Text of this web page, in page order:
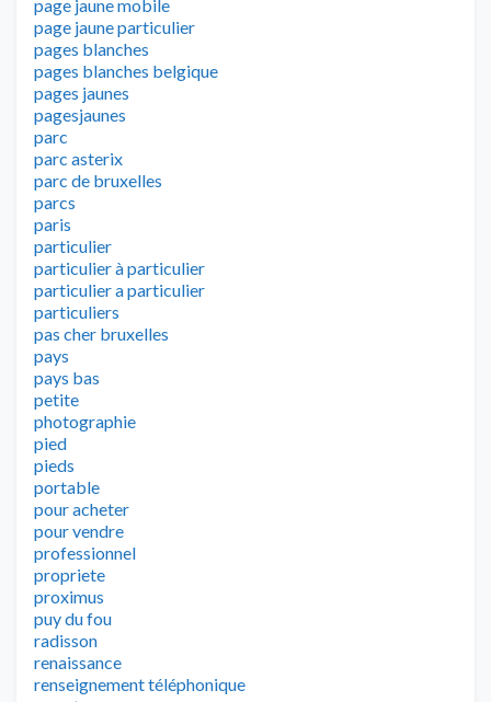
page jaune mobile
page jaune particulier
pages blanches
pages blanches belgique
pages jaunes
pagesjaunes
parc
parc asterix
parc de bruxelles
parcs
paris
particulier
particulier à particulier
particulier a particulier
particuliers
pas cher bruxelles
pays
pays bas
petite
photographie
pied
pieds
portable
pour acheter
pour vendre
professionnel
propriete
proximus
puy du fou
radisson
renaissance
renseignement téléphonique